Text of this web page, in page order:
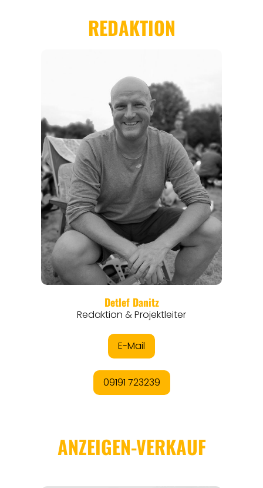
REGIONEN
ORTE
EVENTS
REISEFÜHRER
REISEMAGAZINE